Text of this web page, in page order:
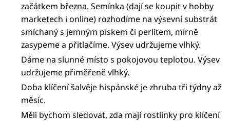
začátkem března. Semínka (dají se koupit v hobby
marketech i online) rozhodíme na výsevní substrát
smíchaný s jemným pískem či perlitem, mírně
zasypeme a přitlačíme. Výsev udržujeme vlhký.
Dáme na slunné místo s pokojovou teplotou. Výsev
udržujeme přiměřeně vlhký.
Doba klíčení šalvěje hispánské je zhruba tři týdny až
měsíc.
Měli bychom sledovat, zda mají rostlinky pro klíčení